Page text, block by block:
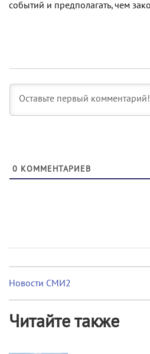
событий и предполагать, чем
0 КОММЕНТАРИЕВ
Новости СМИ2
Читайте также